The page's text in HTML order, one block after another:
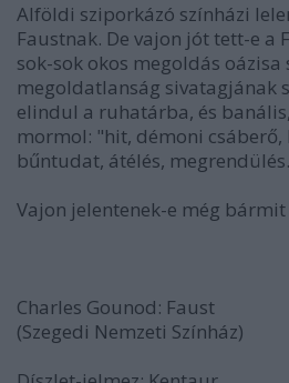
Alföldi sziporkázó színházi
Faustnak. De vajon jót tett-e a
sok-sok okos megoldás oázisa
megoldatlanság sivatagjának
elindul a ruhatárba, és
mormol: "hit, démoni csáberő,
bűntudat, átélés,
Vajon jelentenek-e még
Charles Gounod: Faust
(Szegedi Nemzeti Színház)